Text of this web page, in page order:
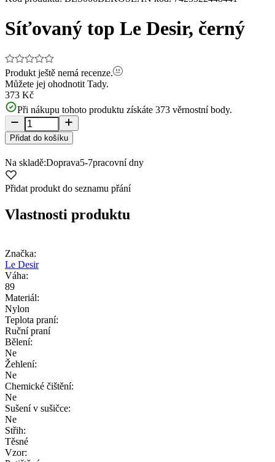
of
3
Síťovaný top Le Desir, černý
Produkt ještě nemá recenze.
Můžete jej ohodnotit Tady.
373 Kč
Při nákupu tohoto produktu získáte 373 věrnostní body.
Přidat do košíku
Na skladě:Doprava5-7pracovní dny
Přidat produkt do seznamu přání
Vlastnosti produktu
Značka:
Le Desir
Váha:
89
Materiál:
Nylon
Teplota praní:
Ruční praní
Bělení:
Ne
Žehlení:
Ne
Chemické čištění:
Ne
Sušení v sušičce:
Ne
Střih:
Těsné
Vzor: